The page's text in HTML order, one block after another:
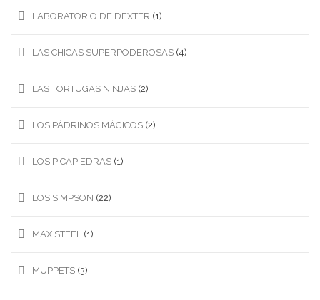
LABORATORIO DE DEXTER (1)
LAS CHICAS SUPERPODEROSAS (4)
LAS TORTUGAS NINJAS (2)
LOS PÁDRINOS MÁGICOS (2)
LOS PICAPIEDRAS (1)
LOS SIMPSON (22)
MAX STEEL (1)
MUPPETS (3)